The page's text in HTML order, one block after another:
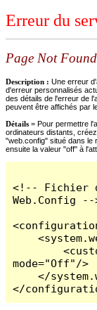
Erreur du
Page Not
Description : Une erreur
d'erreur personnalisés
des détails de l'erreur de
peuvent être affichés par
Détails = Pour permettre
ordinateurs distants,
"web.config" situé dans le
ensuite la valeur "off" à
<!-- Fichier
Web.Config --
    <system.web>
        <customErrors
mode="Off"/>
    </system.web>
</